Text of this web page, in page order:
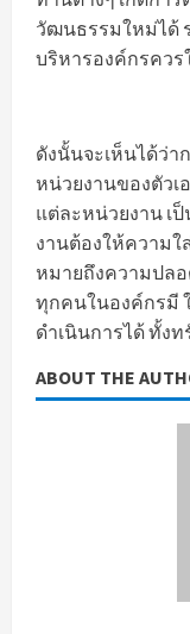
วัฒนธรรมใหม่ได้
บริหารองค์กรคว
ดังนั้นจะเห็นได้ว่า
หน่วยงานของตัวเ
แต่ละหน่วยงาน เ
งานต้องให้ความใ
หมายถึงความปล
ทุกคนในองค์กรมี
ดำเนินการได้ ทั้ง
ABOUT THE